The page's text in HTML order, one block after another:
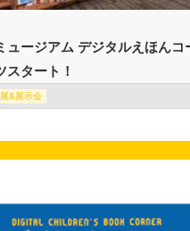
ュージアム デジタルえほんコ
スタート！
&展示会